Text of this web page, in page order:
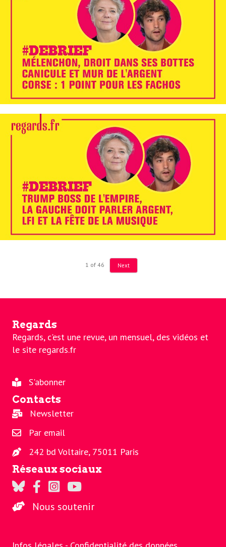
1 of 46 Next
Regards
Regards, c'est une revue, un mensuel, des vidéos et
le site regards.fr
S'abonner
Contacts
Newsletter
Par email
242 bd Voltaire, 75011 Paris
Réseaux sociaux
Regards sur Twitter
Regards sur Facebook
Regards sur Instagram
La chaine Regards sur Youtube
Nous soutenir